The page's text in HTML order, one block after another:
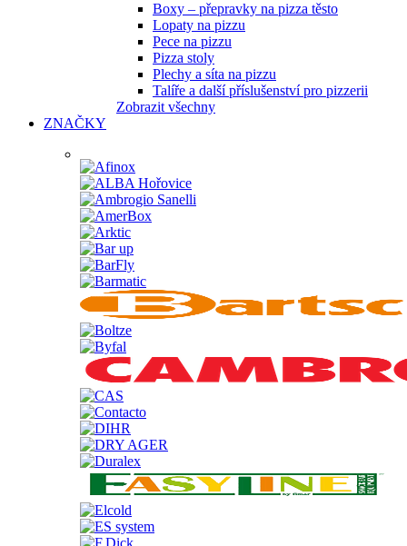
Boxy – přepravky na pizza těsto
Lopaty na pizzu
Pece na pizzu
Pizza stoly
Plechy a síta na pizzu
Talíře a další příslušenství pro pizzerii
Zobrazit všechny
ZNAČKY